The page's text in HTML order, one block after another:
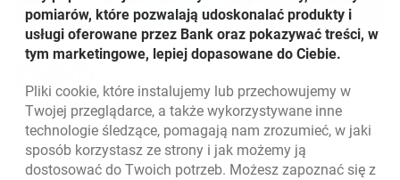
Udostępnij
otwiera się w nowej karcie
otwiera się w nowej karcie
otwiera się w nowej karcie
Powrót do listy
pomiarów, które pozwalają udoskonalać produkty i
usługi oferowane przez Bank oraz pokazywać treści, w
tym marketingowe, lepiej dopasowane do Ciebie.
Pliki cookie, które instalujemy lub przechowujemy w
Twojej przeglądarce, a także wykorzystywane inne
technologie śledzące, pomagają nam zrozumieć, w jaki
sposób korzystasz ze strony i jak możemy ją
dostosować do Twoich potrzeb. Możesz zapoznać się z